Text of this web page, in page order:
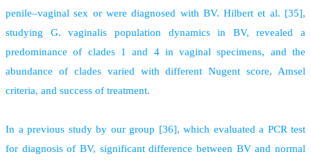
penile–vaginal sex or were diagnosed with BV. Hilbert et al. [35],
studying G. vaginalis population dynamics in BV, revealed a
predominance of clades 1 and 4 in vaginal specimens, and the
abundance of clades varied with different Nugent score, Amsel
criteria, and success of treatment.
In a previous study by our group [36], which evaluated a PCR test
for diagnosis of BV, significant difference between BV and normal